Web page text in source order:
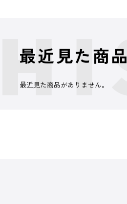
最近見た商品
最近見た商品がありません。